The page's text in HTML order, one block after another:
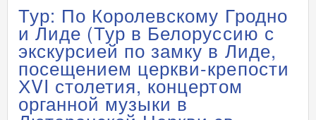
Тур: По Королевскому Гродно
и Лиде (Тур в Белоруссию с
экскурсией по замку в Лиде,
посещением церкви-крепости
ХVI столетия, концертом
органной музыки в